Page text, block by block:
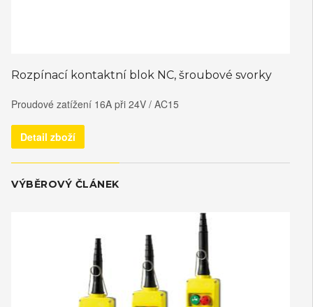
Rozpínací kontaktní blok NC, šroubové svorky
Proudové zatížení 16A při 24V / AC15
Detail zboží
VÝBĚROVÝ ČLÁNEK